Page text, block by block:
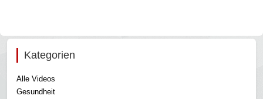
Kategorien
Alle Videos
Gesundheit